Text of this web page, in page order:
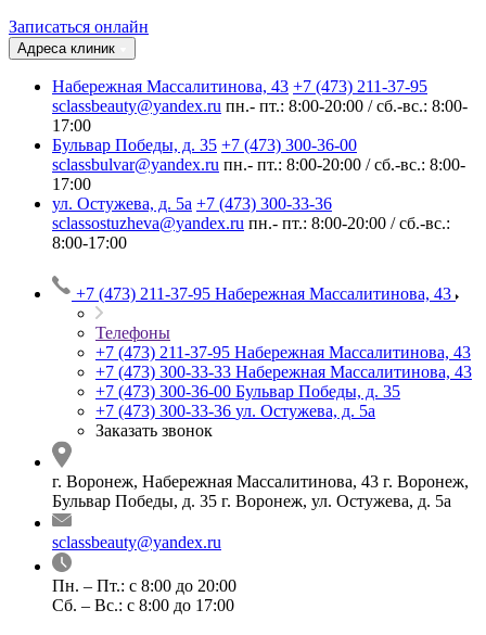
Записаться онлайн
Адреса клиник
Набережная Массалитинова, 43 +7 (473) 211-37-95
sclassbeauty@yandex.ru пн.- пт.: 8:00-20:00 / сб.-вс.: 8:00-
17:00
Бульвар Победы, д. 35 +7 (473) 300-36-00
sclassbulvar@yandex.ru пн.- пт.: 8:00-20:00 / сб.-вс.: 8:00-
17:00
ул. Остужева, д. 5а +7 (473) 300-33-36
sclassostuzheva@yandex.ru пн.- пт.: 8:00-20:00 / сб.-вс.:
8:00-17:00
+7 (473) 211-37-95 Набережная Массалитинова, 43
Телефоны
+7 (473) 211-37-95 Набережная Массалитинова, 43
+7 (473) 300-33-33 Набережная Массалитинова, 43
+7 (473) 300-36-00 Бульвар Победы, д. 35
+7 (473) 300-33-36 ул. Остужева, д. 5а
Заказать звонок
г. Воронеж, Набережная Массалитинова, 43 г. Воронеж,
Бульвар Победы, д. 35 г. Воронеж, ул. Остужева, д. 5а
sclassbeauty@yandex.ru
Пн. – Пт.: с 8:00 до 20:00
Сб. – Вс.: с 8:00 до 17:00